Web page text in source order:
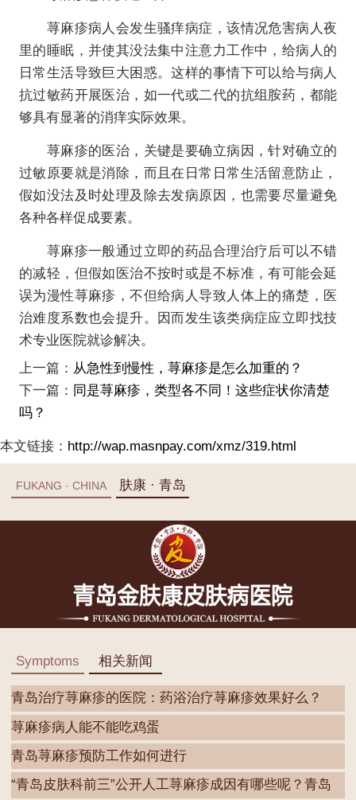
荨麻疹病人会发生骚痒病症，该情况危害病人夜
里的睡眠，并使其没法集中注意力工作中，给病人的
日常生活导致巨大困惑。这样的事情下可以给与病人
抗过敏药开展医治，如一代或二代的抗组胺药，都能
够具有显著的消痒实际效果。
荨麻疹的医治，关键是要确立病因，针对确立的
过敏原要就是消除，而且在日常日常生活留意防止，
假如没法及时处理及除去发病原因，也需要尽量避免
各种各样促成要素。
荨麻疹一般通过立即的药品合理治疗后可以不错
的减轻，但假如医治不按时或是不标准，有可能会延
误为漫性荨麻疹，不但给病人导致人体上的痛楚，医
治难度系数也会提升。因而发生该类病症应立即找技
术专业医院就诊解决。
上一篇： 从急性到慢性，荨麻疹是怎么加重的？
下一篇： 同是荨麻疹，类型各不同！这些症状你清楚
吗？
本文链接： http://wap.masnpay.com/xmz/319.html
FUKANG · CHINA 肤康 · 青岛
Symptoms 相关新闻
青岛治疗荨麻疹的医院：药浴治疗荨麻疹效果好么？
荨麻疹病人能不能吃鸡蛋
青岛荨麻疹预防工作如何进行
“青岛皮肤科前三”公开人工荨麻疹成因有哪些呢？青岛